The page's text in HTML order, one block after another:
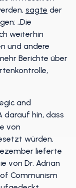
sagte der
„Die
weiterhin
und andere
Berichte über
and
darauf hin, dass
von
würden,
lieferte
von Dr. Adrian
Communism